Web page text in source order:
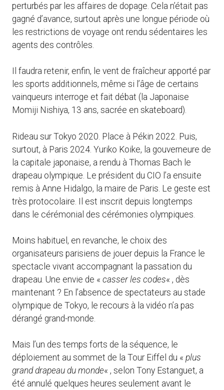
perturbés par les affaires de dopage. Cela n’était pas
gagné d’avance, surtout après une longue période où
les restrictions de voyage ont rendu sédentaires les
agents des contrôles.
Il faudra retenir, enfin, le vent de fraîcheur apporté par
les sports additionnels, même si l’âge de certains
vainqueurs interroge et fait débat (la Japonaise
Momiji Nishiya, 13 ans, sacrée en skateboard).
Rideau sur Tokyo 2020. Place à Pékin 2022. Puis,
surtout, à Paris 2024. Yuriko Koike, la gouverneure de
la capitale japonaise, a rendu à Thomas Bach le
drapeau olympique. Le président du CIO l’a ensuite
remis à Anne Hidalgo, la maire de Paris. Le geste est
très protocolaire. Il est inscrit depuis longtemps
dans le cérémonial des cérémonies olympiques.
Moins habituel, en revanche, le choix des
organisateurs parisiens de jouer depuis la France le
spectacle vivant accompagnant la passation du
drapeau. Une envie de « casser les codes« , dès
maintenant ? En l’absence de spectateurs au stade
olympique de Tokyo, le recours à la vidéo n’a pas
dérangé grand-monde.
Mais l’un des temps forts de la séquence, le
déploiement au sommet de la Tour Eiffel du « plus
grand drapeau du monde« , selon Tony Estanguet, a
été annulé quelques heures seulement avant le